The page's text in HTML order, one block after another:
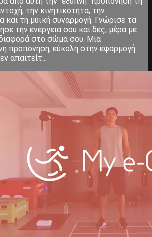
την κινητικότητα, την
και τη μυϊκή συναρμογή. Γνώρισε τα
την ενέργεια σου και δες, μέρα με
στο σώμα σου. Μια
προπόνηση, εύκολη στην εφαρμογή
απαιτείτ...